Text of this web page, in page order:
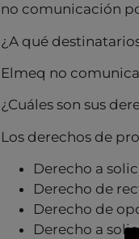
no comunicación
¿A qué
Elmeq no
¿Cuáles son sus
Los derechos de
Derecho a
Derecho de
Derecho de
Derecho a